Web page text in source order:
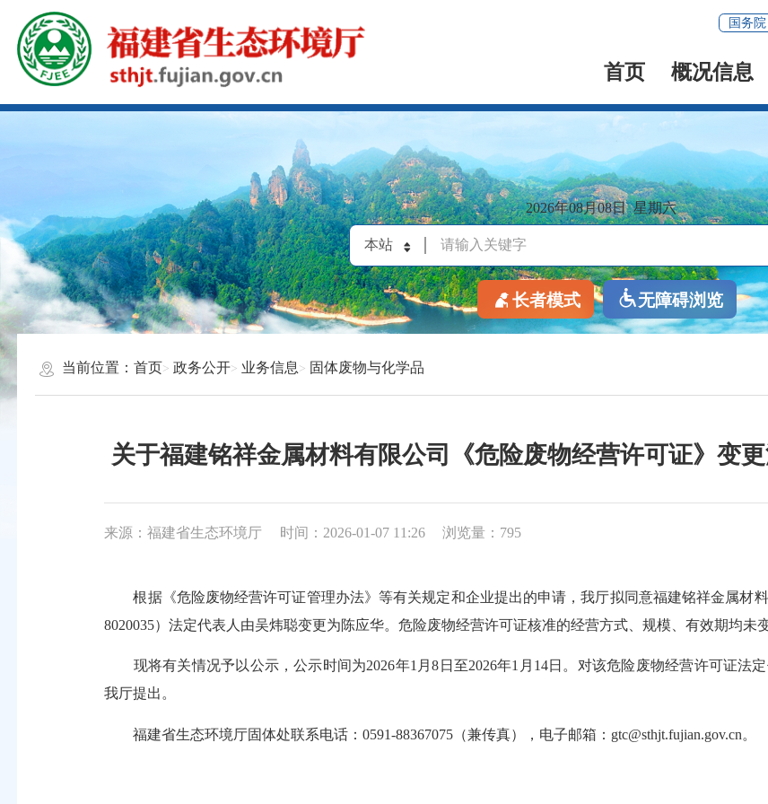
国务院
首页 概况信息
2026年08月08日 星期六
长者模式 无障碍浏览
当前位置：首页 政务公开 业务信息 固体废物与化学品
关于福建铭祥金属材料有限公司《危险废物经营许可证》变更
来源：福建省生态环境厅 时间：2026-01-07 11:26 浏览量：795
根据《危险废物经营许可证管理办法》等有关规定和企业提出的申请，我厅拟同意福建铭祥金属材
8020035）法定代表人由吴炜聪变更为陈应华。危险废物经营许可证核准的经营方式、规模、有效期均未变
现将有关情况予以公示，公示时间为2026年1月8日至2026年1月14日。对该危险废物经营许可证法
我厅提出。
福建省生态环境厅固体处联系电话：0591-88367075（兼传真），电子邮箱：gtc@sthjt.fujian.gov.cn。